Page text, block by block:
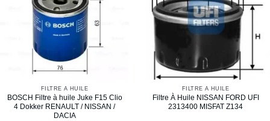
FILTRE À HUILE
BOSCH Filtre à huile Juke F15 Clio
4 Dokker RENAULT / NISSAN /
DACIA
FILTRE À HUILE
Filtre À Huile NISSAN FORD UFI
2313400 MISFAT Z134